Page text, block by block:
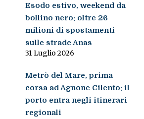
Esodo estivo, weekend da
bollino nero: oltre 26
milioni di spostamenti
sulle strade Anas
31 Luglio 2026
Metrò del Mare, prima
corsa ad Agnone Cilento: il
porto entra negli itinerari
regionali